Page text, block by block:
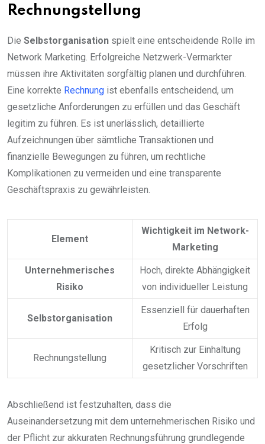
Rechnungstellung
Die Selbstorganisation spielt eine entscheidende Rolle im
Network Marketing. Erfolgreiche Netzwerk-Vermarkter
müssen ihre Aktivitäten sorgfältig planen und durchführen.
Eine korrekte Rechnung ist ebenfalls entscheidend, um
gesetzliche Anforderungen zu erfüllen und das Geschäft
legitim zu führen. Es ist unerlässlich, detaillierte
Aufzeichnungen über sämtliche Transaktionen und
finanzielle Bewegungen zu führen, um rechtliche
Komplikationen zu vermeiden und eine transparente
Geschäftspraxis zu gewährleisten.
Element
Wichtigkeit im Network-
Marketing
Unternehmerisches
Risiko
Hoch, direkte Abhängigkeit
von individueller Leistung
Selbstorganisation
Essenziell für dauerhaften
Erfolg
Rechnungstellung
Kritisch zur Einhaltung
gesetzlicher Vorschriften
Abschließend ist festzuhalten, dass die
Auseinandersetzung mit dem unternehmerischen Risiko und
der Pflicht zur akkuraten Rechnungsführung grundlegende